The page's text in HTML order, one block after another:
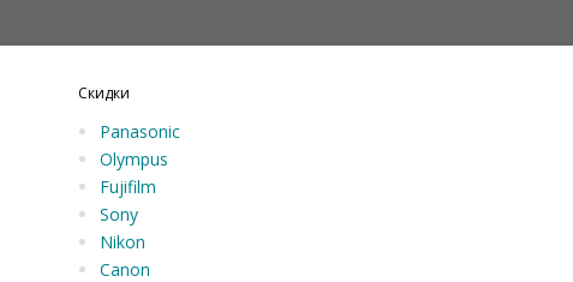
Скидки
Panasonic
Olympus
Fujifilm
Sony
Nikon
Canon